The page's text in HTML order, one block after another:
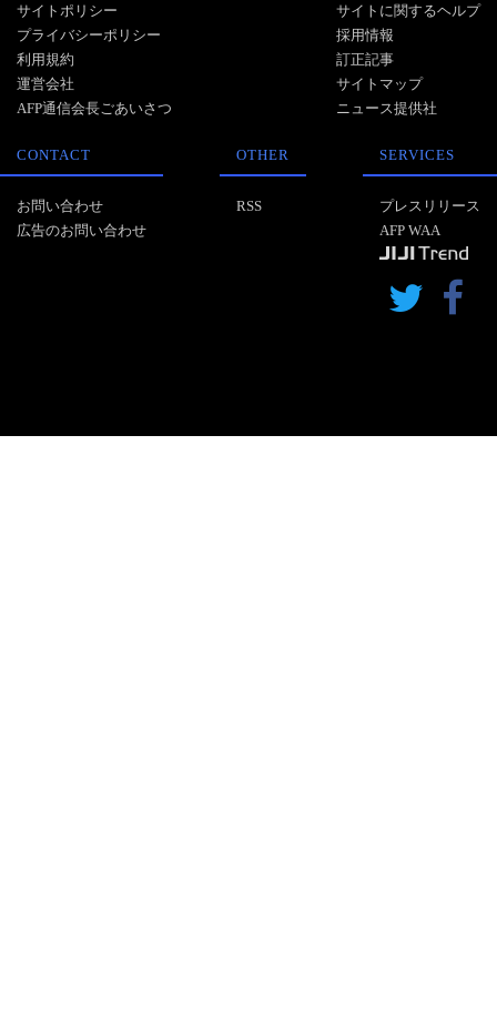
サイトポリシー
プライバシーポリシー
利用規約
運営会社
AFP通信会長ごあいさつ
サイトに関するヘルプ
採用情報
訂正記事
サイトマップ
ニュース提供社
CONTACT
お問い合わせ
広告のお問い合わせ
OTHER
RSS
SERVICES
プレスリリース
AFP WAA